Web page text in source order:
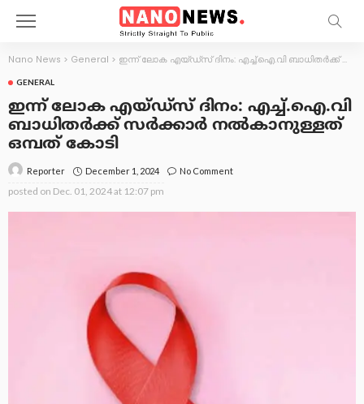
Nano News > General > ഇന്ന് ലോക എയ്ഡ്സ് ദിനം: എച്ച്.ഐ.വി ബാധിതർക്ക് സർക്കാർ നൽകാനുള്ളത് ഒമ്പത് കോടി
GENERAL
ഇന്ന് ലോക എയ്ഡ്സ് ദിനം: എച്ച്.ഐ.വി
ബാധിതർക്ക് സർക്കാർ നൽകാനുള്ളത്
ഒമ്പത് കോടി
Reporter December 1, 2024 No Comment
posted on Dec. 01, 2024 at 12:07 pm